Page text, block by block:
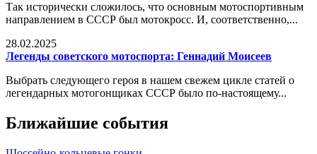
Так исторически сложилось, что основным мотоспортивным
направлением в СССР был мотокросс. И, соответственно,...
28.02.2025
Легенды советского мотоспорта: Геннадий Моисеев
Выбрать следующего героя в нашем свежем цикле статей о
легендарных мотогонщиках СССР было по-настоящему...
Ближайшие события